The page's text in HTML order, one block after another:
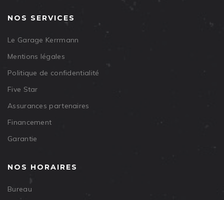
NOS SERVICES
Le Garage Kerrmann
Mentions légales
Politique de confidentialité
Five Star
Assurances partenaires
Financement
Garantie
NOS HORAIRES
Bureau